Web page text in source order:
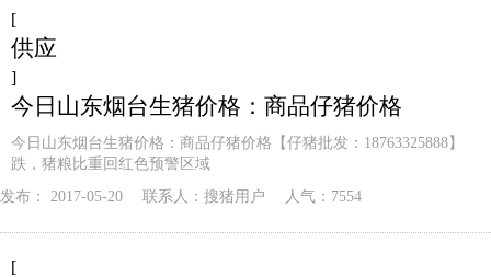
[
供应
]
今日山东烟台生猪价格：商品仔猪价格
今日山东烟台生猪价格：商品仔猪价格【仔猪批发：18763325888
跌，猪粮比重回红色预警区域
发布： 2017-05-20 联系人： 搜猪用户 人气：7554
[